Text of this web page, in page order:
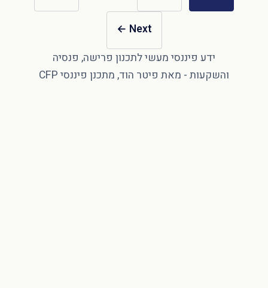
Next
←